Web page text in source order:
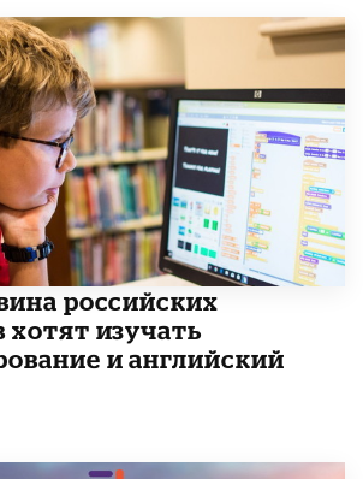
российских
изучать
и английский